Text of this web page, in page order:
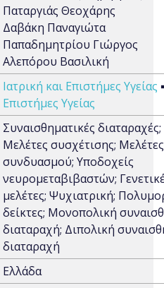
Παταργιάς Θεοχάρης
Δαβάκη Παναγιώτα
Παπαδημητρίου Γιώργος
Αλεπόρου Βασιλική
Ιατρική και Επιστήμες Υγείας
Επιστήμες Υγείας
Συναισθηματικές διαταραχές;
Μελέτες συσχέτισης; Μελέτες
συνδυασμού; Υποδοχείς
νευρομεταβιβαστών;
μελέτες; Ψυχιατρική;
δείκτες; Μονοπολική
διαταραχή; Διπολική
διαταραχή
Ελλάδα